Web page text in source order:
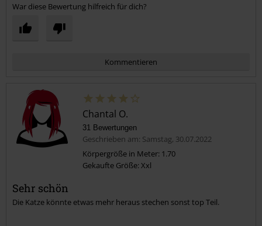
War diese Bewertung hilfreich für dich?
Kommentieren
Kommentar jetzt abschicken!
Chantal O.
31 Bewertungen
Geschrieben am: Samstag, 30.07.2022
Körpergröße in Meter: 1.70
Gekaufte Größe: Xxl
Sehr schön
Die Katze könnte etwas mehr heraus stechen sonst top Teil.